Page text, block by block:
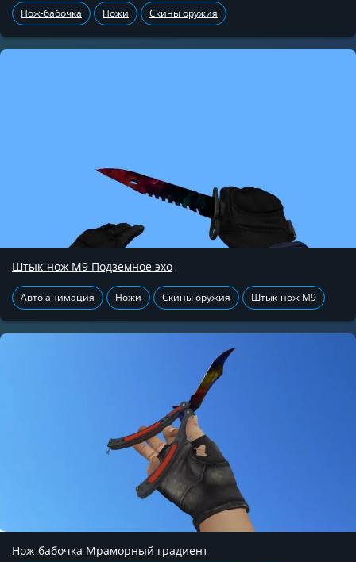
Нож-бабочка Ножи Скины оружия
Штык-нож М9 Подземное эхо
Авто анимация Ножи Скины оружия Штык-нож М9
Нож-бабочка Мраморный градиент